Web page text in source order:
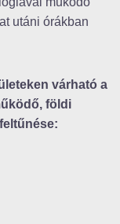
utáni órákban
várható a
földi